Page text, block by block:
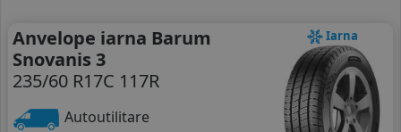
Iarna
Anvelope iarna Barum
Snovanis 3
235/60 R17C 117R
Autoutilitare